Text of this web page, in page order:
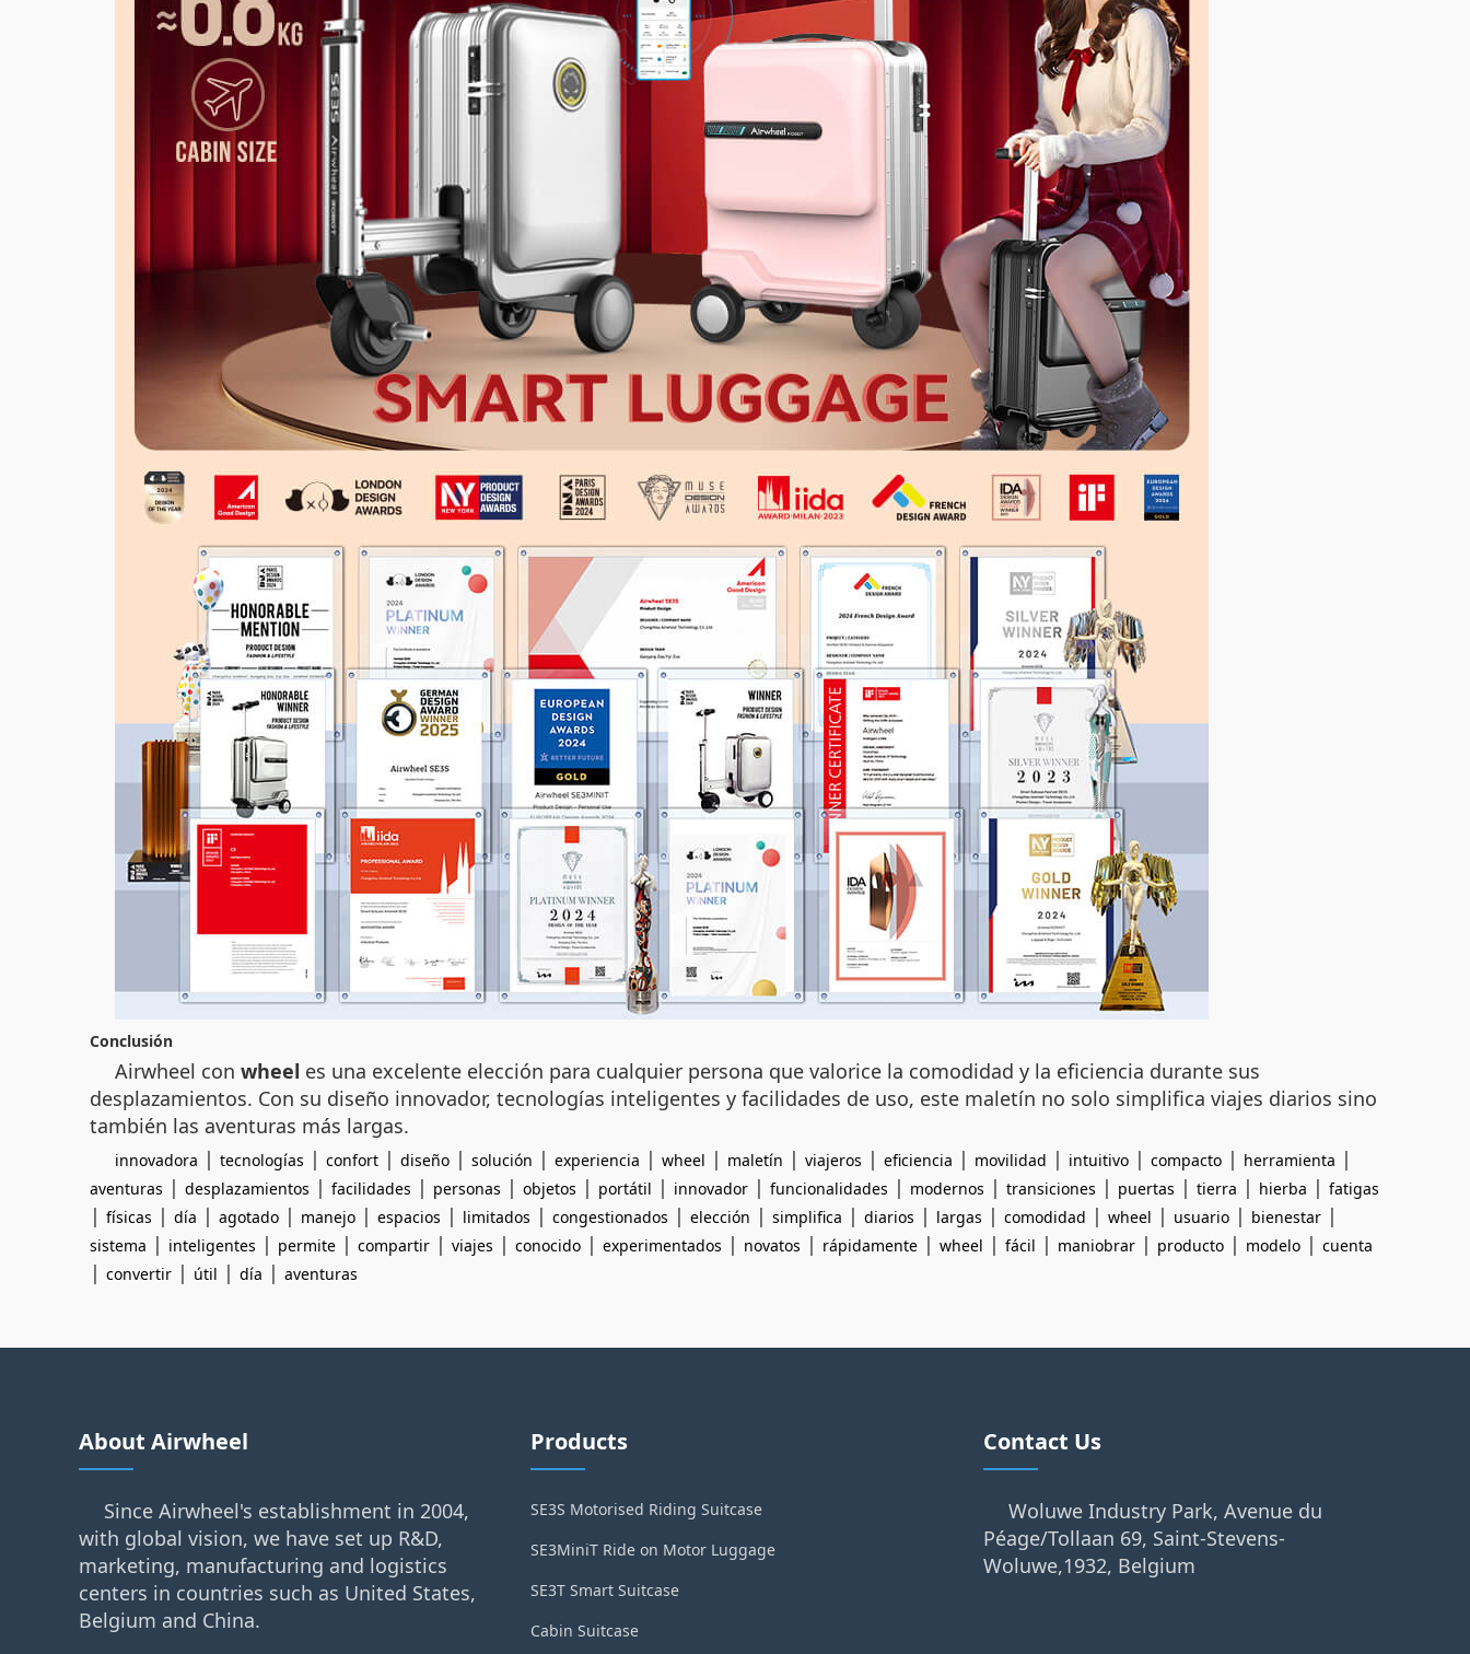
Conclusión
Airwheel con wheel es una excelente elección para cualquier persona que valorice la comodidad y la eficiencia durante sus
desplazamientos. Con su diseño innovador, tecnologías inteligentes y facilidades de uso, este maletín no solo simplifica viajes diarios sino
también las aventuras más largas.
innovadora | tecnologías | confort | diseño | solución | experiencia | wheel | maletín | viajeros | eficiencia | movilidad | intuitivo | compacto | herramienta |
aventuras | desplazamientos | facilidades | personas | objetos | portátil | innovador | funcionalidades | modernos | transiciones | puertas | tierra | hierba | fatigas
| físicas | día | agotado | manejo | espacios | limitados | congestionados | elección | simplifica | diarios | largas | comodidad | wheel | usuario | bienestar |
sistema | inteligentes | permite | compartir | viajes | conocido | experimentados | novatos | rápidamente | wheel | fácil | maniobrar | producto | modelo | cuenta
| convertir | útil | día | aventuras
About Airwheel
Since Airwheel's establishment in 2004,
with global vision, we have set up R&D,
marketing, manufacturing and logistics
centers in countries such as United States,
Belgium and China.
Products
SE3S Motorised Riding Suitcase
SE3MiniT Ride on Motor Luggage
SE3T Smart Suitcase
Cabin Suitcase
Contact Us
Woluwe Industry Park, Avenue du
Péage/Tollaan 69, Saint-Stevens-
Woluwe,1932, Belgium